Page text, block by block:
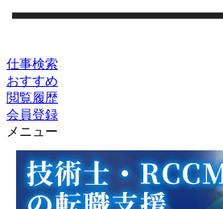
仕事検索
おすすめ
閲覧履歴
会員登録
メニュー